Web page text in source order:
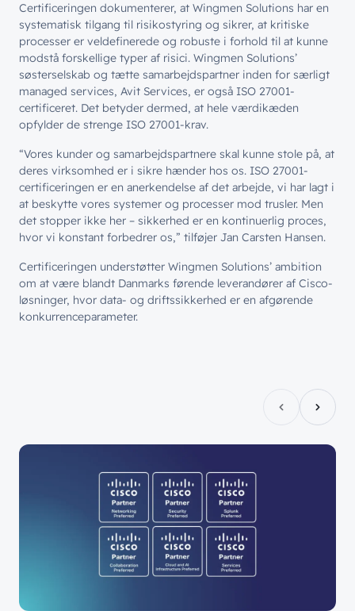
Hvad vi gør
Bliv inspireret
// LØSNINGER
Netværk
Cloud & AI
Splunk
// SERVICES
Managed Services
Managed Security
Automatisering
Customer Experience
// HVEM VI ER
Om wingmen
Job & Karriere
Bliv en del af teamet!
Ledige stillinger
// BLIV INSPIRERET
Nyheder & presse
Vidensdeling
Events
Skriv dig op og få alle nyheder
direkte i din inbox
Skriv dig op
Certificeringen dokumenterer, at Wingmen Solutions har en
systematisk tilgang til risikostyring og sikrer, at kritiske
processer er veldefinerede og robuste i forhold til at kunne
modstå forskellige typer af risici. Wingmen Solutions’
søsterselskab og tætte samarbejdspartner inden for særligt
managed services, Avit Services, er også ISO 27001-
certificeret. Det betyder dermed, at hele værdikæden
opfylder de strenge ISO 27001-krav.
“Vores kunder og samarbejdspartnere skal kunne stole på, at
deres virksomhed er i sikre hænder hos os. ISO 27001-
certificeringen er en anerkendelse af det arbejde, vi har lagt i
at beskytte vores systemer og processer mod trusler. Men
det stopper ikke her – sikkerhed er en kontinuerlig proces,
hvor vi konstant forbedrer os,” tilføjer Jan Carsten Hansen.
Certificeringen understøtter Wingmen Solutions’ ambition
om at være blandt Danmarks førende leverandører af Cisco-
løsninger, hvor data- og driftssikkerhed er en afgørende
konkurrenceparameter.